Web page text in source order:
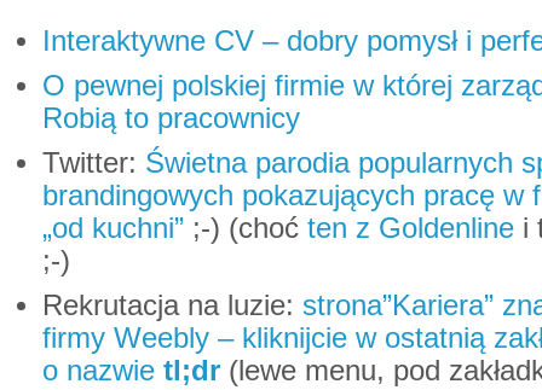
Interaktywne CV – dobry pomysł i
O pewnej polskiej firmie w której
Robią to pracownicy
Twitter: Świetna parodia popularnych
brandingowych pokazujących pracę w
„od kuchni” ;-) (choć ten z Goldenline i
;-)
Rekrutacja na luzie: strona”Kariera”
firmy Weebly – kliknijcie w ostatnią
o nazwie tl;dr (lewe menu, pod